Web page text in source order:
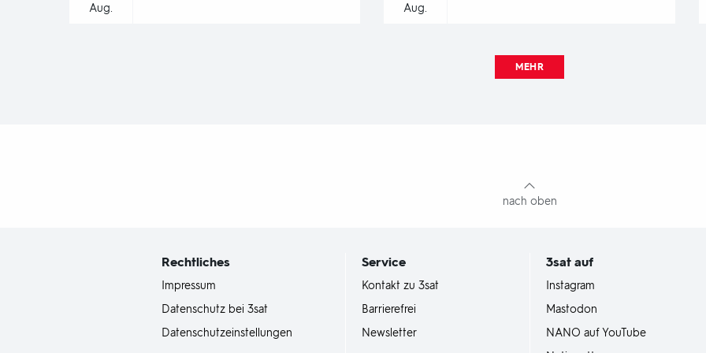
Aug. Aug.
MEHR
nach oben
Rechtliches
Impressum
Datenschutz bei 3sat
Datenschutzeinstellungen
Service
Kontakt zu 3sat
Barrierefrei
Newsletter
3sat auf
Instagram
Mastodon
NANO auf YouTube